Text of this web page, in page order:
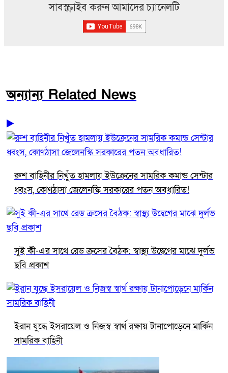
সাবস্ক্রাইব করুন আমাদের চ্যানেলটি
অন্যান্য Related News
রুশ বাহিনীর নিখুঁত হামলায় ইউক্রেনের সামরিক কমান্ড সেন্টার
ধ্বংস, কোণঠাসা জেলেনস্কি সরকারের পতন অবধারিত!
সুই কী-এর সাথে রেড ক্রসের বৈঠক: স্বাস্থ্য উদ্বেগের মাঝে দুর্লভ
ছবি প্রকাশ
ইরান যুদ্ধে ইসরায়েল ও নিজস্ব স্বার্থ রক্ষায় টানাপোড়েনে মার্কিন
সামরিক বাহিনী